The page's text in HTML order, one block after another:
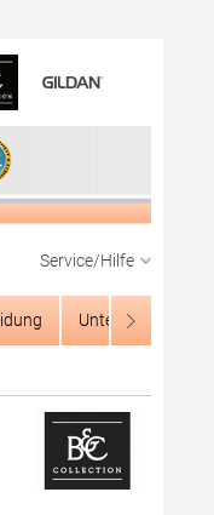
Service/Hilfe
Unterwäsche